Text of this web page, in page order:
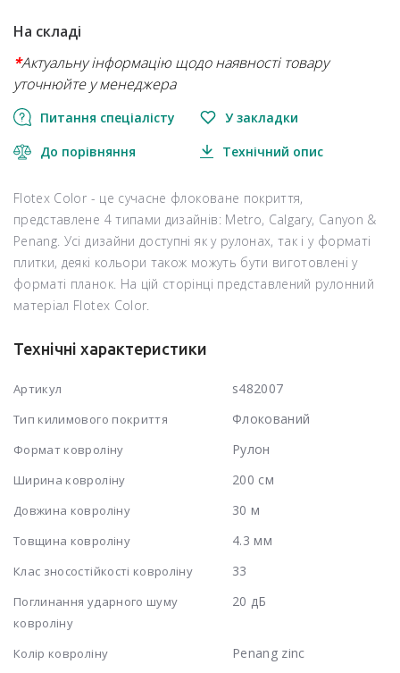
На складі
*Актуальну інформацію щодо наявності товару
уточнюйте у менеджера
Питання спеціалісту У закладки
До порівняння Технічний опис
Flotex Color - це сучасне флоковане покриття,
представлене 4 типами дизайнів: Metro, Calgary, Canyon &
Penang. Усі дизайни доступні як у рулонах, так і у форматі
плитки, деякі кольори також можуть бути виготовлені у
форматі планок. На цій сторінці представлений рулонний
матеріал Flotex Color.
Технічні характеристики
Артикул s482007
Тип килимового покриття Флокований
Формат ковроліну Рулон
Ширина ковроліну 200 см
Довжина ковроліну 30 м
Товщина ковроліну 4.3 мм
Клас зносостійкості ковроліну 33
Поглинання ударного шуму
ковроліну
20 дБ
Колір ковроліну Penang zinc